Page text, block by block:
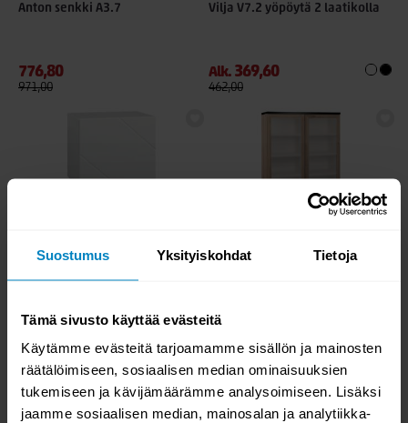
Suostumus Yksityiskohdat Tietoja
Tämä sivusto käyttää evästeitä
Käytämme evästeitä tarjoamamme sisällön ja mainosten
räätälöimiseen, sosiaalisen median ominaisuuksien
tukemiseen ja kävijämäärämme analysoimiseen. Lisäksi
jaamme sosiaalisen median, mainosalan ja analytiikka-
Anton senkki A3.7
776,80
971,00
Vilja V7.2 yöpöytä 2 laatikolla
Alk. 369,60
462,00
Alk.291,20
364,00
967,20
1209,00